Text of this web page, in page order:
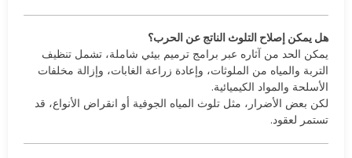
هل يمكن إصلاح التلوث الناتج عن الحرب؟
يمكن الحد من آثاره عبر برامج ترميم بيئي شاملة، تشمل تنظيف
التربة والمياه من الملوثات، وإعادة زراعة الغابات، وإزالة مخلفات
الأسلحة والمواد الكيميائية.
لكن بعض الأضرار، مثل تلوث المياه الجوفية أو انقراض الأنواع، قد
تستمر لعقود.